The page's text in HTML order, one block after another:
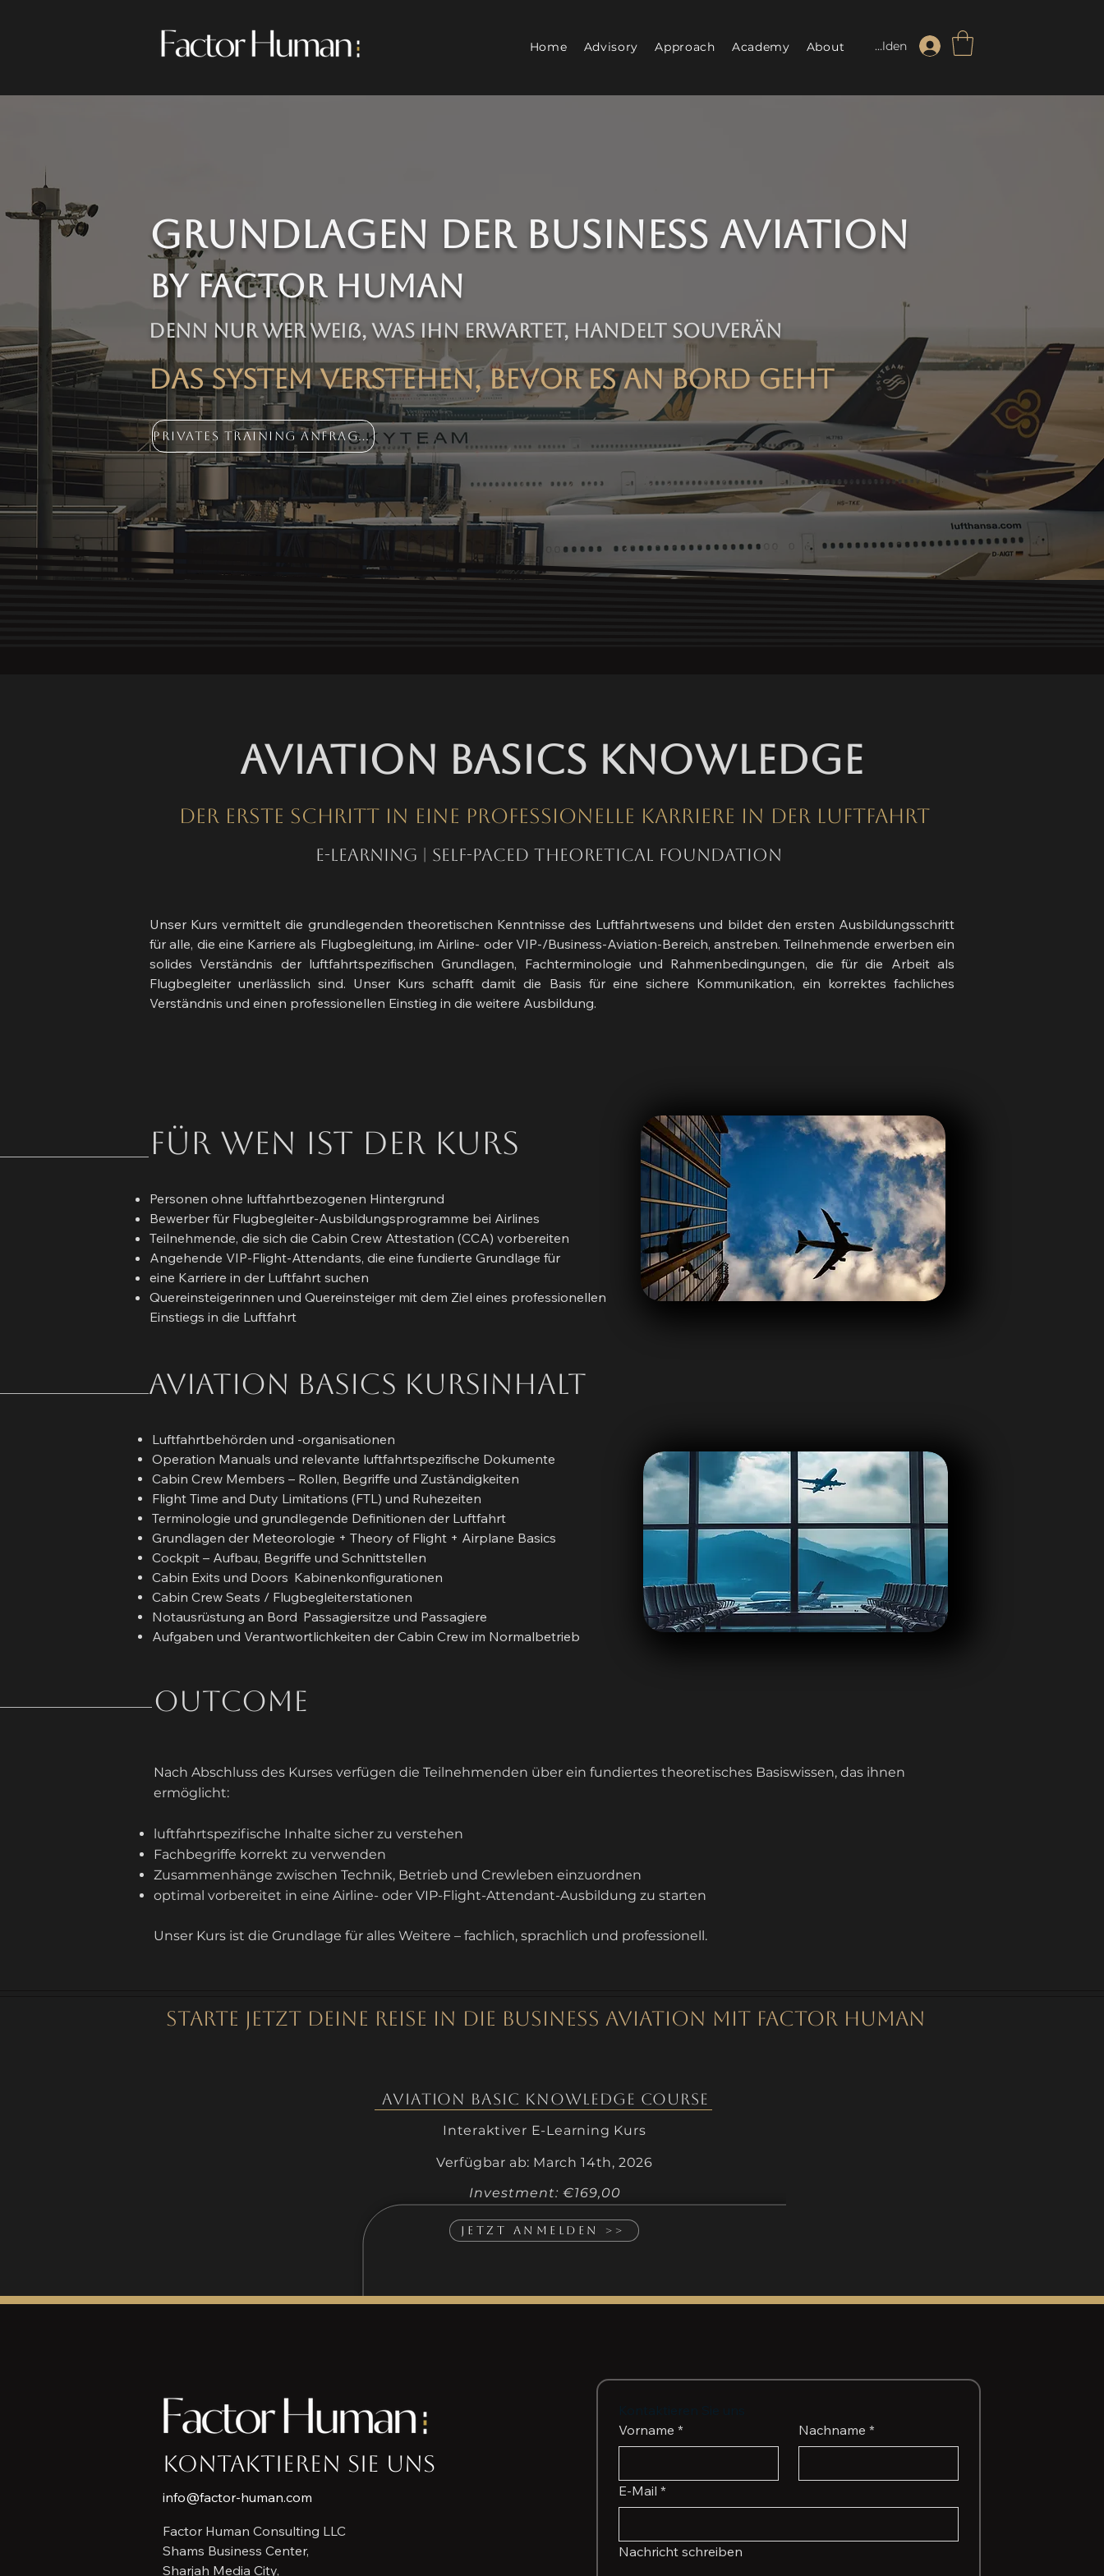
Home Advisory Approach Academy About Anmelden
Grundlagen der Business Aviation
By Factor Human
Denn nur wer weiß, was ihn erwartet, handelt souverän
das System Verstehen, bevor Es an Bord geht
Privates Training anfragen
Aviation Basics Knowledge
Der erste Schritt in eine professionelle Karriere in der Luftfahrt
E-Learning | Self-paced theoretical foundation
Unser Kurs vermittelt die grundlegenden theoretischen Kenntnisse des Luftfahrtwesens und bildet den ersten Ausbildungsschritt
für alle, die eine Karriere als Flugbegleitung, im Airline- oder VIP-/Business-Aviation-Bereich, anstreben. Teilnehmende erwerben ein
solides Verständnis der luftfahrtspezifischen Grundlagen, Fachterminologie und Rahmenbedingungen, die für die Arbeit als
Flugbegleiter unerlässlich sind. Unser Kurs schafft damit die Basis für eine sichere Kommunikation, ein korrektes fachliches
Verständnis und einen professionellen Einstieg in die weitere Ausbildung.
Für wen ist der Kurs
Personen ohne luftfahrtbezogenen Hintergrund
Bewerber für Flugbegleiter-Ausbildungsprogramme bei Airlines
Teilnehmende, die sich die Cabin Crew Attestation (CCA) vorbereiten
Angehende VIP-Flight-Attendants, die eine fundierte Grundlage für
eine Karriere in der Luftfahrt suchen
Quereinsteigerinnen und Quereinsteiger mit dem Ziel eines professionellen
Einstiegs in die Luftfahrt
Aviation basics Kursinhalt
Luftfahrtbehörden und -organisationen
Operation Manuals und relevante luftfahrtspezifische Dokumente
Cabin Crew Members – Rollen, Begriffe und Zuständigkeiten
Flight Time and Duty Limitations (FTL) und Ruhezeiten
Terminologie und grundlegende Definitionen der Luftfahrt
Grundlagen der Meteorologie + Theory of Flight + Airplane Basics
Cockpit – Aufbau, Begriffe und Schnittstellen
Cabin Exits und Doors Kabinenkonfigurationen
Cabin Crew Seats / Flugbegleiterstationen
Notausrüstung an Bord Passagiersitze und Passagiere
Aufgaben und Verantwortlichkeiten der Cabin Crew im Normalbetrieb
Outcome
Nach Abschluss des Kurses verfügen die Teilnehmenden über ein fundiertes theoretisches Basiswissen, das ihnen
ermöglicht:
luftfahrtspezifische Inhalte sicher zu verstehen
Fachbegriffe korrekt zu verwenden
Zusammenhänge zwischen Technik, Betrieb und Crewleben einzuordnen
optimal vorbereitet in eine Airline- oder VIP-Flight-Attendant-Ausbildung zu starten
Unser Kurs ist die Grundlage für alles Weitere – fachlich, sprachlich und professionell.
STARTE JETZT DEINE REISE IN DIE BUSINESS AVIATION MIT Factor Human
Interaktiver E-Learning Kurs
Verfügbar ab: March 14th, 2026
Investment: €169,00
AVIATION Basic Knowledge COURSE
Jetzt anmelden >>
Kontaktieren Sie uns
info@factor-human.com
Factor Human Consulting LLC
Shams Business Center,
Sharjah Media City,
Vorname * Nachname *
E-Mail *
Nachricht schreiben